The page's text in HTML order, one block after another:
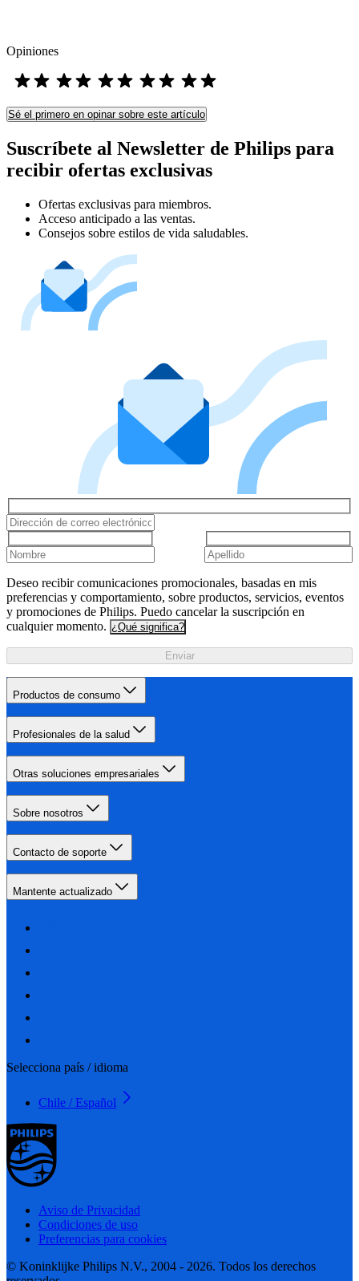
Opiniones
Sé el primero en opinar sobre este artículo
Suscríbete al Newsletter de Philips para
recibir ofertas exclusivas
Ofertas exclusivas para miembros.
Acceso anticipado a las ventas.
Consejos sobre estilos de vida saludables.
Deseo recibir comunicaciones promocionales, basadas en mis
preferencias y comportamiento, sobre productos, servicios, eventos
y promociones de Philips. Puedo cancelar la suscripción en
cualquier momento. ¿Qué significa?
Enviar
Productos de consumo
Profesionales de la salud
Otras soluciones empresariales
Sobre nosotros
Contacto de soporte
Mantente actualizado
Selecciona país / idioma
Chile / Español
Aviso de Privacidad
Condiciones de uso
Preferencias para cookies
© Koninklijke Philips N.V., 2004 - 2026. Todos los derechos